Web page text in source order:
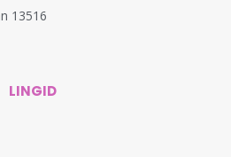
13516
LINGID